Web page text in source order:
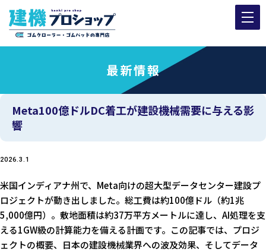
最新情報
Meta100億ドルDC着工が建設機械需要に与える影
響
2026.3.1
米国インディアナ州で、Meta向けの超大型データセンター建設プ
ロジェクトが動き出しました。総工費は約100億ドル（約1兆
5,000億円）。敷地面積は約37万平方メートルに達し、AI処理を支
える1GW級の計算能力を備える計画です。この記事では、プロジ
ェクトの概要、日本の建設機械業界への波及効果、そしてデータ